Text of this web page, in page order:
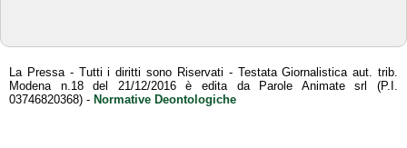
La Pressa - Tutti i diritti sono Riservati - Testata Giornalistica aut. trib.
Modena n.18 del 21/12/2016 è edita da Parole Animate srl (P.I.
03746820368) - Normative Deontologiche